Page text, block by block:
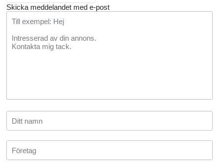
Skicka meddelandet med e-post